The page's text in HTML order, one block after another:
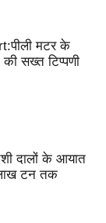
मटर के
सख्त टिप्पणी
दालों के आयात
टन तक